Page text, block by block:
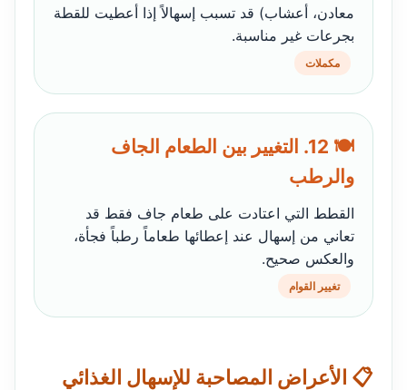
معادن، أعشاب) قد تسبب إسهالاً إذا أعطيت للقطة
بجرعات غير مناسبة.
مكملات
🍽️ 12. التغيير بين الطعام الجاف
والرطب
القطط التي اعتادت على طعام جاف فقط قد
تعاني من إسهال عند إعطائها طعاماً رطباً فجأة،
والعكس صحيح.
تغيير القوام
📋 الأعراض المصاحبة للإسهال الغذائي